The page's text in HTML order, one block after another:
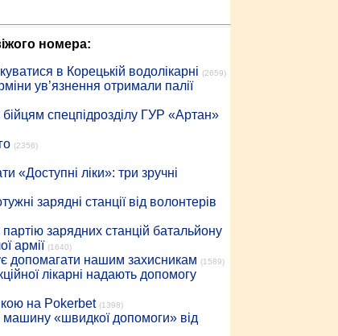
номера:
в Корецькій водолікарні (2659)
ув’язнення отримали палії
спецпідрозділу ГУР «Артан»
(2356)
«Доступні ліки»: три зручні
зарядні станції від волонтерів
зарядних станцій батальйону
армії (1640)
допомагати нашим захисникам (1589)
лікарні надають допомогу
на Pokerbet (1398)
машину «швидкої допомоги» від